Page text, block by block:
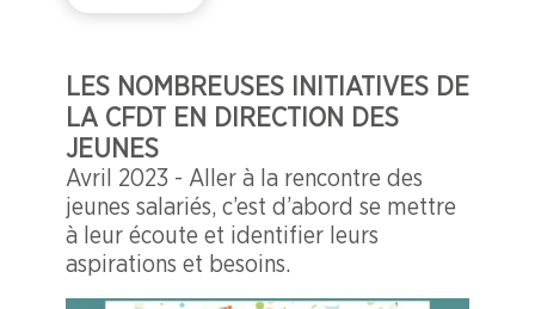
LES NOMBREUSES INITIATIVES DE
LA CFDT EN DIRECTION DES
JEUNES
Avril 2023 - Aller à la rencontre des
jeunes salariés, c’est d’abord se mettre
à leur écoute et identifier leurs
aspirations et besoins.